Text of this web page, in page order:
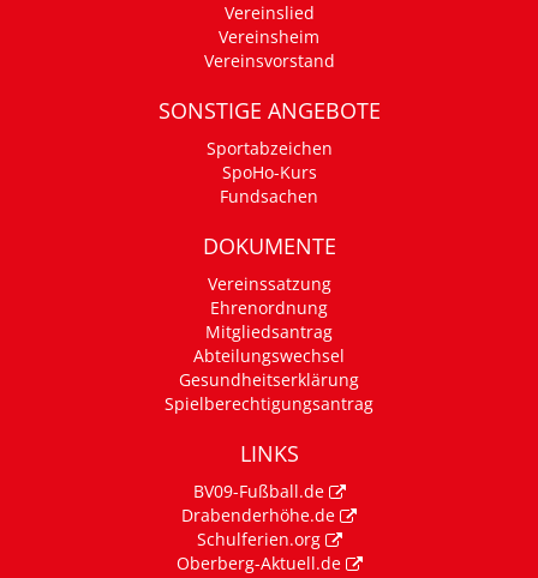
Vereinslied
Vereinsheim
Vereinsvorstand
SONSTIGE ANGEBOTE
Sportabzeichen
SpoHo-Kurs
Fundsachen
DOKUMENTE
Vereinssatzung
Ehrenordnung
Mitgliedsantrag
Abteilungswechsel
Gesundheitserklärung
Spielberechtigungsantrag
LINKS
BV09-Fußball.de
Drabenderhöhe.de
Schulferien.org
Oberberg-Aktuell.de